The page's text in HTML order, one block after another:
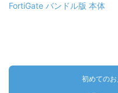
FortiGate バンドル版 本体
初めての